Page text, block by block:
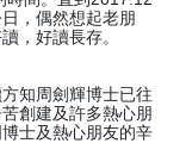
，偶然想起老朋
，好讀長存。
知周劍輝博士已往
創建及許多熱心朋
士及熱心朋友的辛